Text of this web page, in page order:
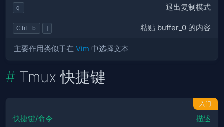
q 退出复制模式
Ctrl+b ] 粘贴 buffer_0 的内容
主要作用类似于在 Vim 中选择文本
Tmux 快捷键
入门
快捷键/命令 描述